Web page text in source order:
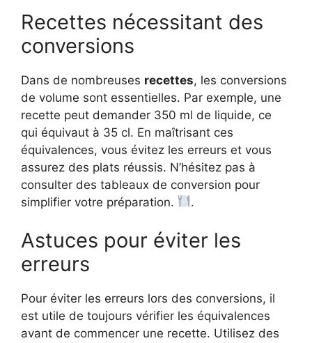
Recettes nécessitant des
conversions
Dans de nombreuses recettes, les conversions
de volume sont essentielles. Par exemple, une
recette peut demander 350 ml de liquide, ce
qui équivaut à 35 cl. En maîtrisant ces
équivalences, vous évitez les erreurs et vous
assurez des plats réussis. N’hésitez pas à
consulter des tableaux de conversion pour
simplifier votre préparation.
.
Astuces pour éviter les
erreurs
Pour éviter les erreurs lors des conversions, il
est utile de toujours vérifier les équivalences
avant de commencer une recette. Utilisez des